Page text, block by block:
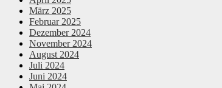
März 2025
Februar 2025
Dezember 2024
November 2024
August 2024
Juli 2024
Juni 2024